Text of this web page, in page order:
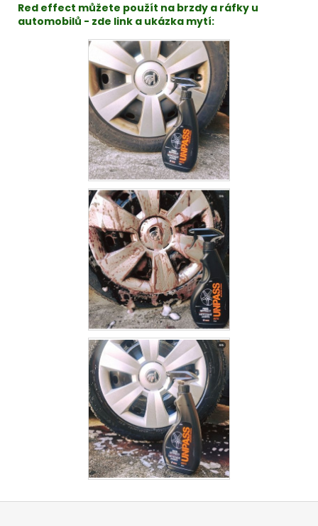
Red effect můžete použít na brzdy a ráfky u
automobilů - zde link a ukázka mytí:
Z